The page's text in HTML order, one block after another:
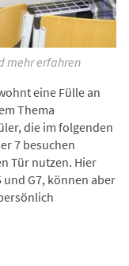
mehr erfahren
eine Fülle an
Thema
die im folgenden
7 besuchen
Tür nutzen. Hier
und G7, können aber